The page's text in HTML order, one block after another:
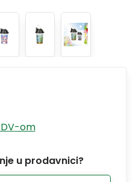
om
u prodavnici?